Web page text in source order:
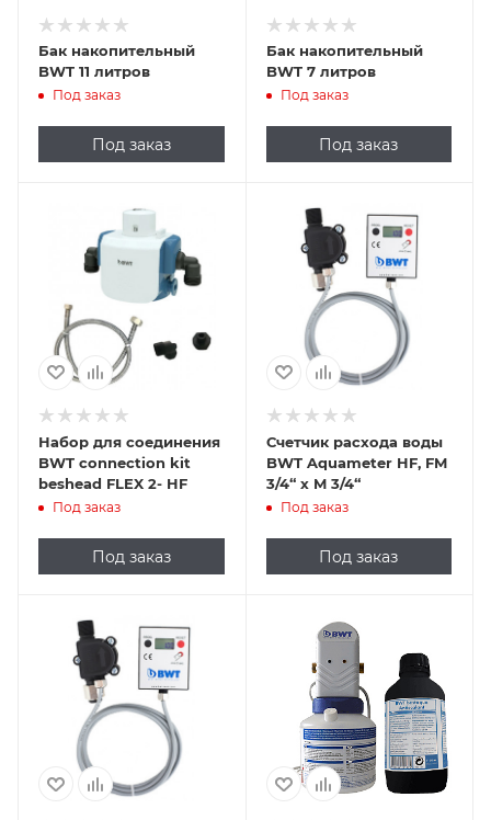
Бак накопительный
BWT 11 литров
Под заказ
Под заказ
Бак накопительный
BWT 7 литров
Под заказ
Под заказ
Набор для соединения
BWT connection kit
beshead FLEX 2- HF
Под заказ
Под заказ
Счетчик расхода воды
BWT Aquameter HF, FM
3/4“ x M 3/4“
Под заказ
Под заказ